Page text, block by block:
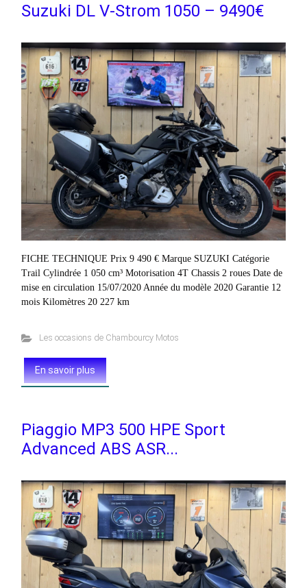
Suzuki DL V-Strom 1050 – 9490€
FICHE TECHNIQUE Prix 9 490 € Marque SUZUKI Catégorie
Trail Cylindrée 1 050 cm³ Motorisation 4T Chassis 2 roues Date de
mise en circulation 15/07/2020 Année du modèle 2020 Garantie 12
mois Kilomètres 20 227 km
Les occasions de Chambourcy Motos
En savoir plus
Piaggio MP3 500 HPE Sport
Advanced ABS ASR...